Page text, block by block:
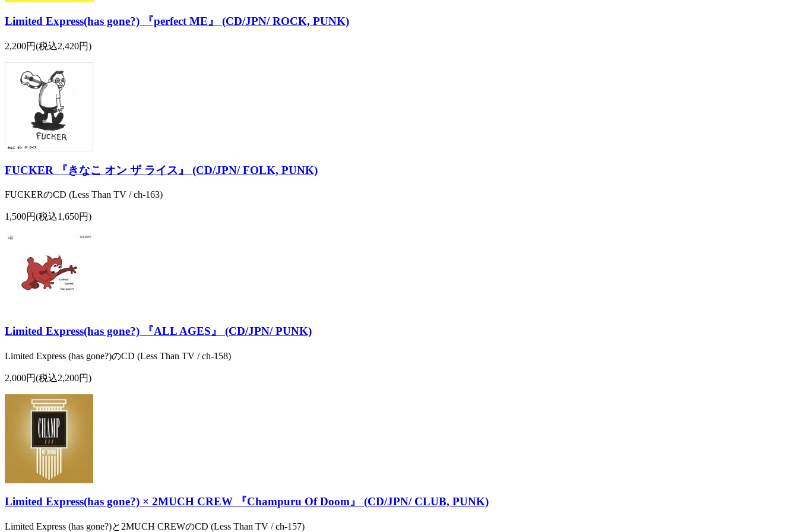
Limited Express(has gone?) 『perfect ME』 (CD/JPN/ ROCK, PUNK)
2,200円(税込2,420円)
FUCKER 『きなこ オン ザ ライス』 (CD/JPN/ FOLK, PUNK)
FUCKERのCD (Less Than TV / ch-163)
1,500円(税込1,650円)
Limited Express(has gone?) 『ALL AGES』 (CD/JPN/ PUNK)
Limited Express (has gone?)のCD (Less Than TV / ch-158)
2,000円(税込2,200円)
Limited Express(has gone?) × 2MUCH CREW 『Champuru Of Doom』 (CD/JPN/ CLUB, PUNK)
Limited Express (has gone?)と2MUCH CREWのCD (Less Than TV / ch-157)